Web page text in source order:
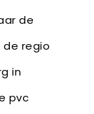
de
regio
in
pvc